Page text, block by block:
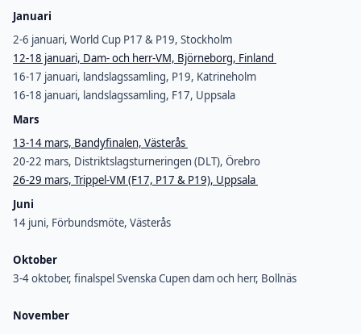
Januari
2-6 januari, World Cup P17 & P19, Stockholm
12-18 januari, Dam- och herr-VM, Björneborg, Finland
16-17 januari, landslagssamling, P19, Katrineholm
16-18 januari, landslagssamling, F17, Uppsala
Mars
13-14 mars, Bandyfinalen, Västerås
20-22 mars, Distriktslagsturneringen (DLT), Örebro
26-29 mars, Trippel-VM (F17, P17 & P19), Uppsala
Juni
14 juni, Förbundsmöte, Västerås
Oktober
3-4 oktober, finalspel Svenska Cupen dam och herr, Bollnäs
November